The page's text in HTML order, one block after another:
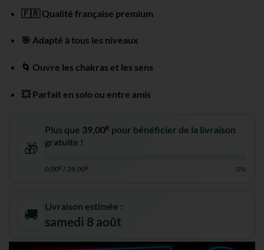
🇫🇷 Qualité française premium
🎯 Adapté à tous les niveaux
🌀 Ouvre les chakras et les sens
💥 Parfait en solo ou entre amis
🎁
Plus que 39,00€ pour bénéficier de la livraison
gratuite !
0,00€ / 39,00€ 0%
🚚 Livraison estimée :
samedi 8 août